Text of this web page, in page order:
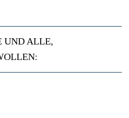
UND ALLE,